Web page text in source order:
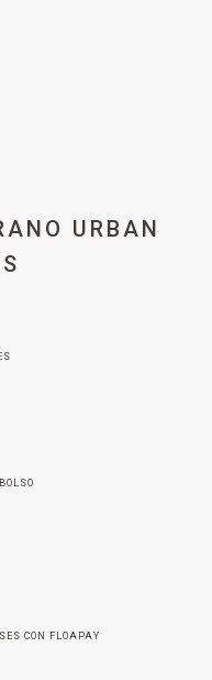
URBAN
CON FLOAPAY